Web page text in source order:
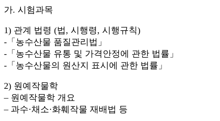
가. 시험과목
1) 관계 법령 (법, 시행령, 시행규칙)
-「농수산물 품질관리법」
-「농수산물 유통 및 가격안정에 관한 법률」
-「농수산물의 원산지 표시에 관한 법률」
2) 원예작물학
– 원예작물학 개요
– 과수⋅채소⋅화훼작물 재배법 등